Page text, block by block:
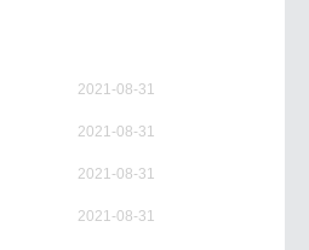
2021-08-31
2021-08-31
2021-08-31
2021-08-31